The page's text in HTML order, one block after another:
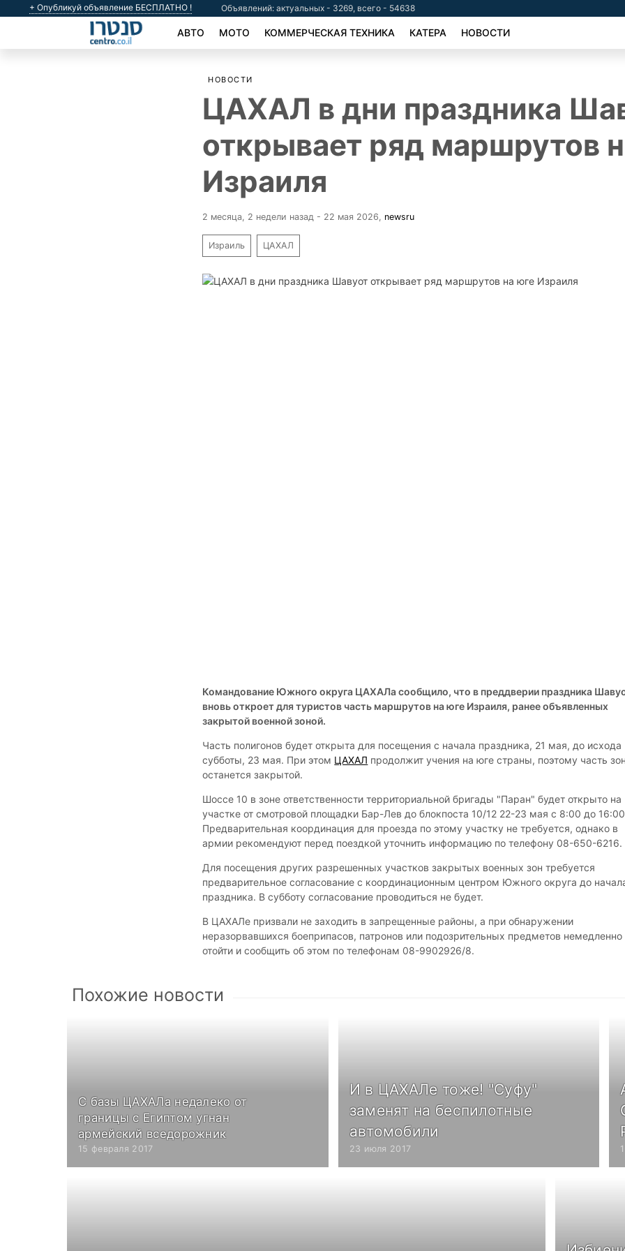
+ Опубликуй объявление БЕСПЛАТНО ! Объявлений: актуальных - 3269, всего - 54638
АВТО МОТО КОММЕРЧЕСКАЯ ТЕХНИКА КАТЕРА НОВОСТИ
НОВОСТИ
ЦАХАЛ в дни праздника
открывает ряд маршрутов
Израиля
2 месяца, 2 недели назад - 22 мая 2026 newsru
Израиль ЦАХАЛ
Командование Южного округа ЦАХАЛа сообщило, что в преддверии праздника
вновь откроет для туристов часть маршрутов на юге Израиля, ранее объявленных
закрытой военной зоной.
Часть полигонов будет открыта для посещения с начала праздника, 21 мая, до исхода
субботы, 23 мая. При этом ЦАХАЛ продолжит учения на юге страны, поэтому часть зон
останется закрытой.
Шоссе 10 в зоне ответственности территориальной бригады "Паран" будет открыто на
участке от смотровой площадки Бар-Лев до блокпоста 10/12 22-23 мая с 8:00 до
Предварительная координация для проезда по этому участку не требуется, однако в
армии рекомендуют перед поездкой уточнить информацию по телефону 08-650-6216.
Для посещения других разрешенных участков закрытых военных зон требуется
предварительное согласование с координационным центром Южного округа до
праздника. В субботу согласование проводиться не будет.
В ЦАХАЛе призвали не заходить в запрещенные районы, а при обнаружении
неразорвавшихся боеприпасов, патронов или подозрительных предметов немедленно
отойти и сообщить об этом по телефонам 08-9902926/8.
Похожие новости
С базы ЦАХАЛа недалеко от
границы с Египтом угнан
армейский вседорожник
15 февраля 2017
И в ЦАХАЛе тоже! "Суфу"
заменят на беспилотные
автомобили
23 июля 2017